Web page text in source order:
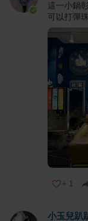
這一小鍋
可以打彈
+ 1
小玉兒趴